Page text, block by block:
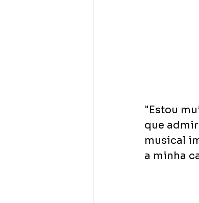
"Estou
que
musical
a minha